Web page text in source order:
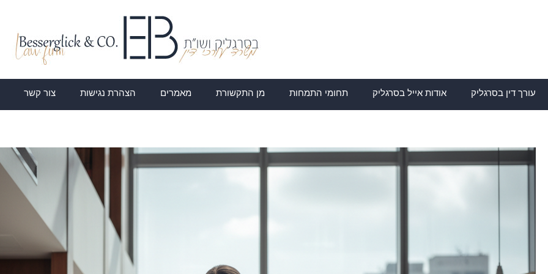
עורך דין בסרגליק אודות אייל בסרגליק תחומי התמחות מן התקשורת מאמרים הצהרת נגישות צור קשר